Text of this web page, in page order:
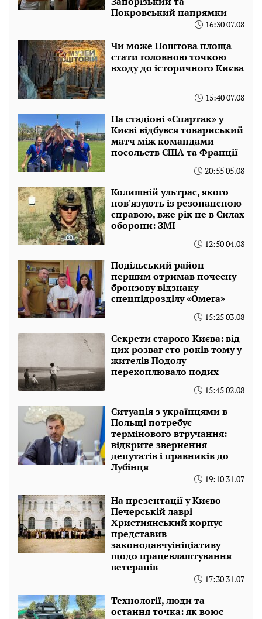
Покровський напрямки
16:30 07.08
Чи може Поштова площа
стати головною точкою
входу до історичного Києва
15:40 07.08
На стадіоні «Спартак» у
Києві відбувся товариський
матч між командами
посольств США та Франції
20:55 05.08
Колишній ультрас, якого
пов'язують із резонансною
справою, вже рік не в Силах
оборони: ЗМІ
12:50 04.08
Подільський район
першим отримав почесну
бронзову відзнаку
спецпідрозділу «Омега»
15:25 03.08
Секрети старого Києва: від
цих розваг сто років тому у
жителів Подолу
перехоплювало подих
15:45 02.08
Ситуація з українцями в
Польщі потребує
термінового втручання:
відкрите звернення
депутатів і правників до
Лубінця
19:10 31.07
На презентації у Києво-
Печерській лаврі
Християнський корпус
представив
законодавчуініціативу
щодо працевлаштування
ветеранів
17:30 31.07
Технології, люди та
остання точка: як воює